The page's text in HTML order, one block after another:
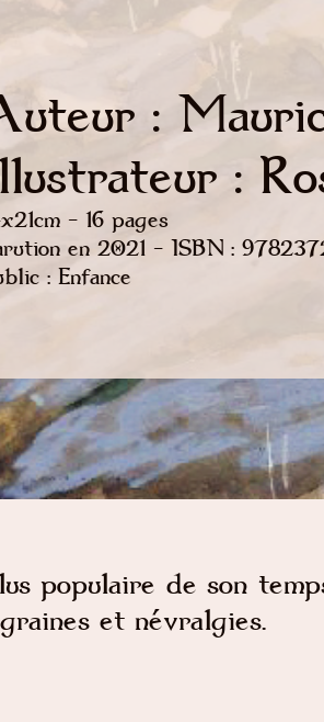
:
:
- 16 pages
en 2021 - ISBN :
: Enfance
populaire de son
et névralgies.